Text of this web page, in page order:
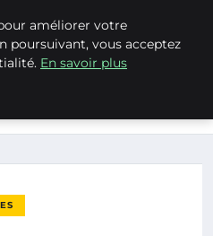
DE CONTRÔLE PARLEMENTAIRE
améliorer votre
poursuivant, vous acceptez
En savoir plus